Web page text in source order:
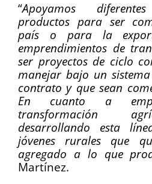
“Apoyamos
productos para ser
país o para la
emprendimientos de
ser proyectos de ciclo
manejar bajo un
contrato y que sean
En cuanto a
transformación
desarrollando esta
jóvenes rurales que
agregado a lo que
Martínez.